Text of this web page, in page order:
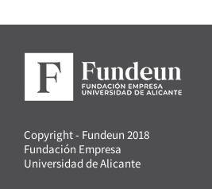
Copyright - Fundeun 2018
Fundación Empresa
Universidad de Alicante